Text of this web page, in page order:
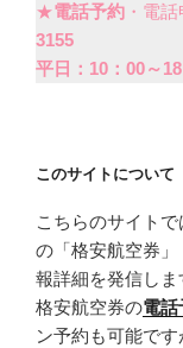
★電話予約 ・電
3155
平日：10：00～
このサイトについて
こちらのサイトで
の「格安航空券
報詳細を発信し
格安航空券の電話
ン予約も可能で